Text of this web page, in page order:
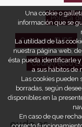
Política
Opiniones EUDE
Código ético
eude.es
Una cookie o
información que se
La utilidad de las
nuestra página web,
ésta pueda identificarle
a sus hábitos de
Las cookies pueden
borradas, según
disponibles en la
En caso de que